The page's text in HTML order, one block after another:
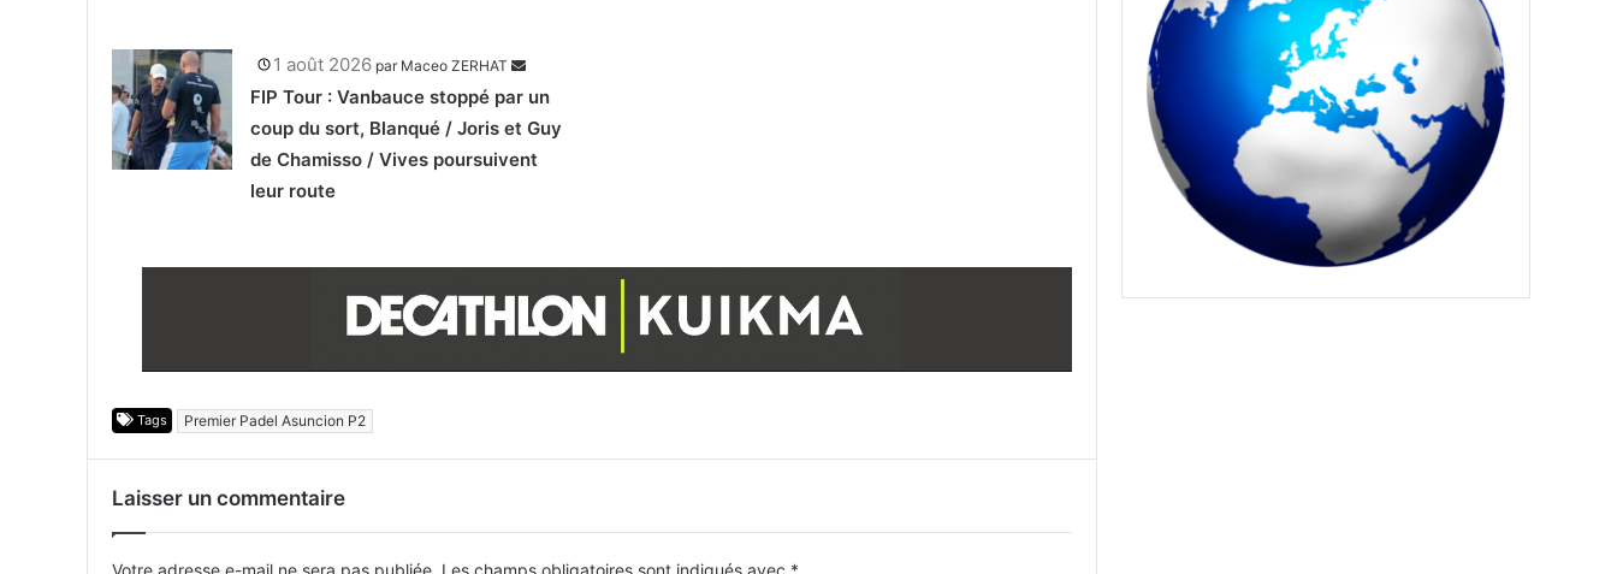
1 août 2026 par Maceo ZERHAT
FIP Tour : Vanbauce stoppé par un
coup du sort, Blanqué / Joris et Guy
de Chamisso / Vives poursuivent
leur route
Tags Premier Padel Asuncion P2
Laisser un commentaire